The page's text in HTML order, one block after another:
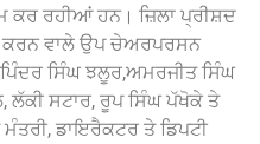
ਕਰ ਰਹੀਆਂ ਹਨ। ਜ਼ਿਲਾ ਪ੍ਰੀਸ਼ਦ
ਕਰਨ ਵਾਲੇ ਉਪ ਚੇਅਰਪਰਸਨ
ਸਿੰਘ ਝਲੂਰ,ਅਮਰਜੀਤ ਸਿੰਘ
ਲੱਕੀ ਸਟਾਰ, ਰੂਪ ਸਿੰਘ ਪੱਖੋਕੇ ਤੇ
ਡਾਇਰੈਕਟਰ ਤੇ ਡਿਪਟੀ